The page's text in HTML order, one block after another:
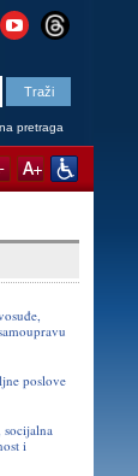
pretraga
poslove
socijalna
i